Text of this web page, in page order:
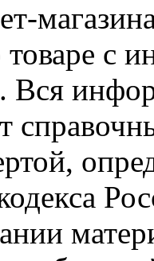
с
Вся